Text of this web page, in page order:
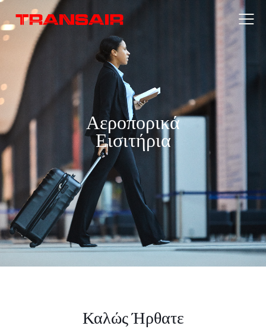
Αεροπορικά
Εισιτήρια
Καλώς Ήρθατε